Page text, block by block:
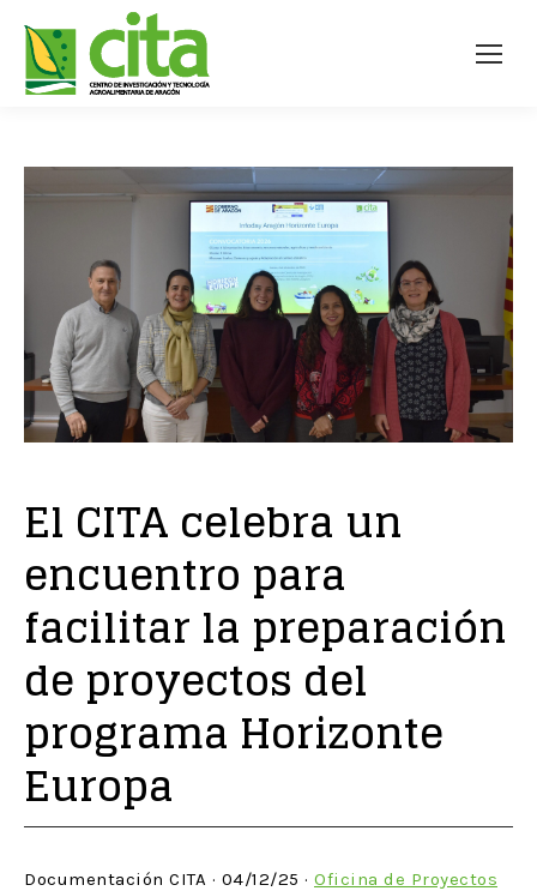
El CITA celebra un
encuentro para
facilitar la preparación
de proyectos del
programa Horizonte
Europa
Documentación CITA · 04/12/25 · Oficina de Proyectos